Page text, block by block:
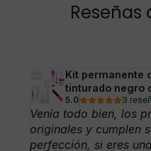
Kit permanente
tinturado negro
5.0 3
Venía todo bien, los
originales y cumplen
perfección, si eres